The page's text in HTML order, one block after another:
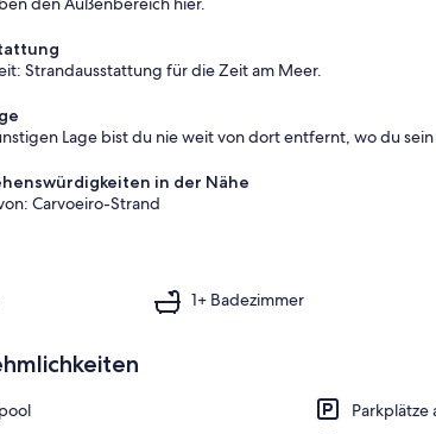
Strandausstattung für die Zeit am Meer.
Lage bist du nie weit von dort entfernt, wo du
in der Nähe
Carvoeiro-Strand
1+ Badezimmer